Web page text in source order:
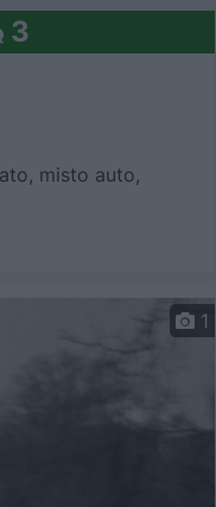
3
misto auto,
1